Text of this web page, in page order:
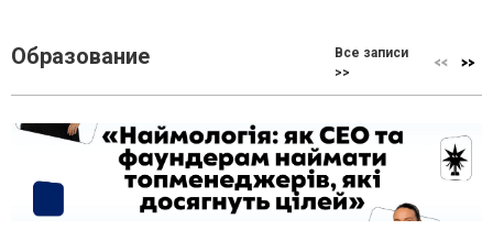
Образование
Все записи
>>